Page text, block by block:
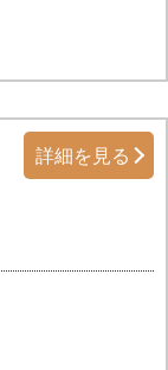
詳細を見る